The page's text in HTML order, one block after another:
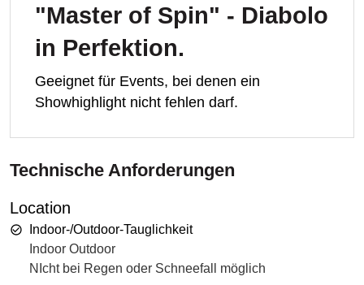
"Master of Spin" - Diabolo
in Perfektion.
Geeignet für Events, bei denen ein
Showhighlight nicht fehlen darf.
Technische Anforderungen
Location
Indoor-/Outdoor-Tauglichkeit
Indoor Outdoor
NIcht bei Regen oder Schneefall möglich